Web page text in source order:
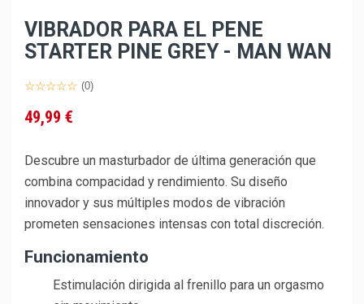
VIBRADOR PARA EL PENE
STARTER PINE GREY - MAN WAN
(0)
49,99 €
Descubre un masturbador de última generación que
combina compacidad y rendimiento. Su diseño
innovador y sus múltiples modos de vibración
prometen sensaciones intensas con total discreción.
Funcionamiento
Estimulación dirigida al frenillo para un orgasmo